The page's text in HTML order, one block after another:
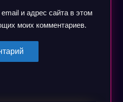
и адрес сайта в этом
моих комментариев.